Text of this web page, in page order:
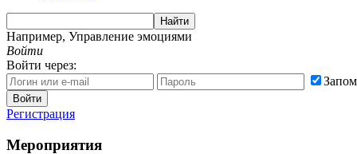
Найти
Например, Управление эмоциями
Войти
Войти через:
Войти
Регистрация
Мероприятия